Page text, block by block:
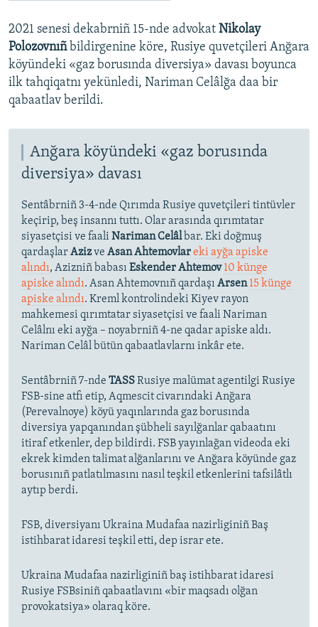
2021 senesi dekabrniñ 15-nde advokat Nikolay
Polozovnıñ bildirgenine köre, Rusiye quvetçileri Anğara
köyündeki «gaz borusında diversiya» davası boyunca
ilk tahqiqatnı yekünledi, Nariman Celâlğa daa bir
qabaatlav berildi.
Anğara köyündeki «gaz borusında
diversiya» davası
Sentâbrniñ 3-4-nde Qırımda Rusiye quvetçileri tintüvler
keçirip, beş insannı tuttı. Olar arasında qırımtatar
siyasetçisi ve faali Nariman Celâlbar. Eki doğmuş
qardaşlarAzizve Asan Ahtemovlareki ayğa apiske
alındı, Azizniñ babası Eskender Ahtemov 10 künge
apiske alındı. Asan Ahtemovnıñ qardaşı Arsen15 künge
apiske alındı. Kreml kontrolindeki Kiyev rayon
mahkemesi qırımtatar siyasetçisi ve faali Nariman
Celâlnı eki ayğa – noyabrniñ 4-ne qadar apiske aldı.
Nariman Celâl bütün qabaatlavlarnı inkâr ete.
Sentâbrniñ 7-nde TASSRusiye malümat agentilgi Rusiye
FSB-sine atfı etip, Aqmescit civarındaki Anğara
(Perevalnoye) köyü yaqınlarında gaz borusında
diversiya yapqanından şübheli sayılğanlar qabaatını
itiraf etkenler, dep bildirdi. FSB yayınlağan videoda eki
ekrek kimden talimat alğanlarını ve Anğara köyünde gaz
borusınıñ patlatılmasını nasıl teşkil etkenlerini tafsilâtlı
aytıp berdi.
FSB, diversiyanı Ukraina Mudafaa nazirliginiñ Baş
istihbarat idaresi teşkil etti, dep israr ete.
Ukraina Mudafaa nazirliginiñ baş istihbarat idaresi
Rusiye FSBsiniñ qabaatlavını «bir maqsadı olğan
provokatsiya» olaraq köre.